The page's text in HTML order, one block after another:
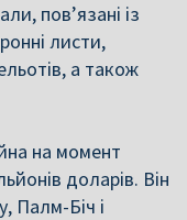
пов’язані із
листи,
а також
на момент
доларів. Він
Палм-Біч і